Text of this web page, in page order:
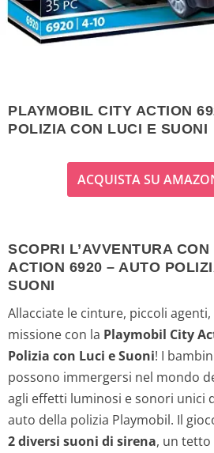
PLAYMOBIL CITY ACTION
POLIZIA CON LUCI E SUONI
ACQUISTA SU
SCOPRI L’AVVENTURA
ACTION 6920 – AUTO
SUONI
Allacciate le cinture, piccoli
missione con la Playmobil City
Polizia con Luci e Suoni! I
possono immergersi nel mondo
agli effetti luminosi e sonori unici
auto della polizia Playmobil. Il
2 diversi suoni di sirena, un